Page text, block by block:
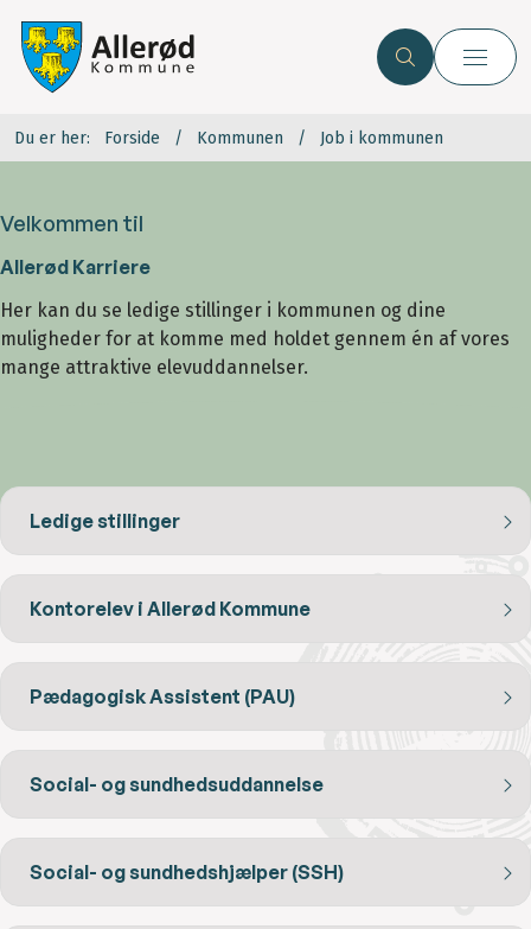
Du er her: Forside Kommunen Job i kommunen
Velkommen til
Allerød Karriere
Her kan du se ledige stillinger i kommunen og dine
muligheder for at komme med holdet gennem én af vores
mange attraktive elevuddannelser.
Ledige stillinger
Kontorelev i Allerød Kommune
Pædagogisk Assistent (PAU)
Social- og sundhedsuddannelse
Social- og sundhedshjælper (SSH)